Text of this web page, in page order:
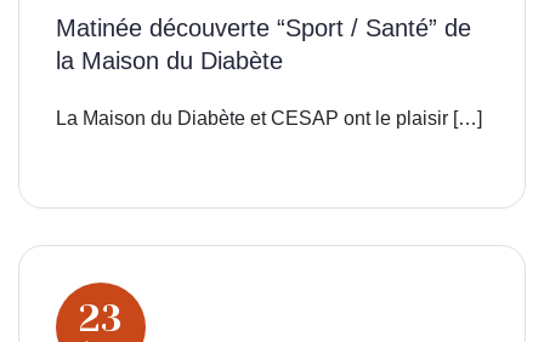
Matinée découverte “Sport / Santé” de
la Maison du Diabète
La Maison du Diabète et CESAP ont le plaisir […]
23